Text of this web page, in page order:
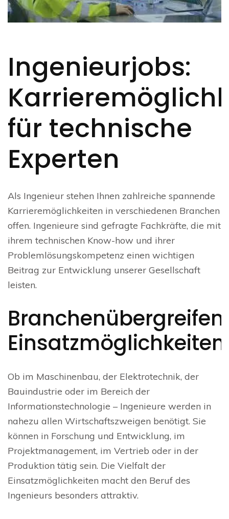
Ingenieurjobs:
für technische
Experten
Als Ingenieur stehen Ihnen zahlreiche spannende
Karrieremöglichkeiten in verschiedenen Branchen
offen. Ingenieure sind gefragte Fachkräfte, die mit
ihrem technischen Know-how und ihrer
Problemlösungskompetenz einen wichtigen
Beitrag zur Entwicklung unserer Gesellschaft
leisten.
Einsatzmöglichkeiten
Ob im Maschinenbau, der Elektrotechnik, der
Bauindustrie oder im Bereich der
Informationstechnologie – Ingenieure werden in
nahezu allen Wirtschaftszweigen benötigt. Sie
können in Forschung und Entwicklung, im
Projektmanagement, im Vertrieb oder in der
Produktion tätig sein. Die Vielfalt der
Einsatzmöglichkeiten macht den Beruf des
Ingenieurs besonders attraktiv.